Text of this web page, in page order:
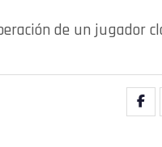
de un jugador